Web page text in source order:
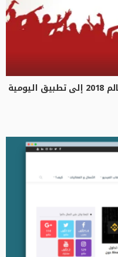
كيفية إضافة جدول مباريات كأس العالم 2018 إلى تطبيق اليومية